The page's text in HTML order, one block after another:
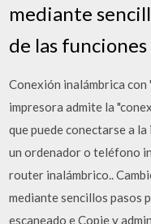
mediante
de las
Conexión inalámbrica
impresora admite la
que puede conectarse a
un ordenador o teléfono
router inalámbrico..
mediante sencillos pasos
escaneado e Copie y